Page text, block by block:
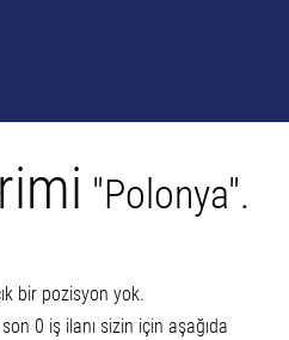
"Polonya".
bir pozisyon yok.
0 iş ilanı sizin için aşağıda